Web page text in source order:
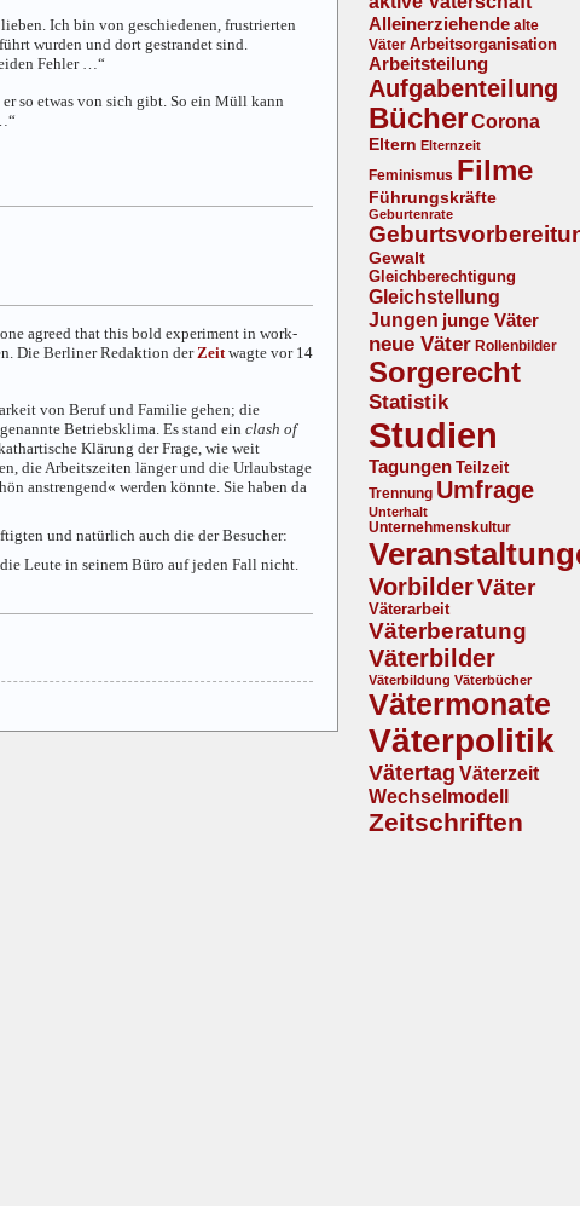
Alleinerziehende alte
Väter Arbeitsorganisation
Arbeitsteilung
Aufgabenteilung
BücherCorona
Eltern Elternzeit
Feminismus Filme
Führungskräfte
Geburtenrate
Gewalt
Gleichberechtigung
Gleichstellung
Jungen junge Väter
neue Väter Rollenbilder
Sorgerecht
Statistik
Studien
Tagungen Teilzeit
Trennung Umfrage
Unterhalt
Unternehmenskultur
VorbilderVäter
Väterarbeit
Väterberatung
Väterbilder
Väterbildung Väterbücher
Vätermonate
Väterpolitik
Vätertag Väterzeit
Wechselmodell
Zeitschriften
Ich bin von geschiedenen, frustrierten
wurden und dort gestrandet sind.
Fehler …“
so etwas von sich gibt. So ein Müll kann
agreed that this bold experiment in work-
Die Berliner Redaktion der Zeit wagte vor 14
von Beruf und Familie gehen; die
Betriebsklima. Es stand ein clash of
Klärung der Frage, wie weit
die Arbeitszeiten länger und die Urlaubstage
anstrengend« werden könnte. Sie haben da
und natürlich auch die der Besucher:
Leute in seinem Büro auf jeden Fall nicht.